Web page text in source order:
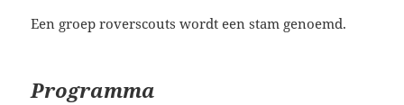
Een groep roverscouts wordt een stam genoemd.
Programma